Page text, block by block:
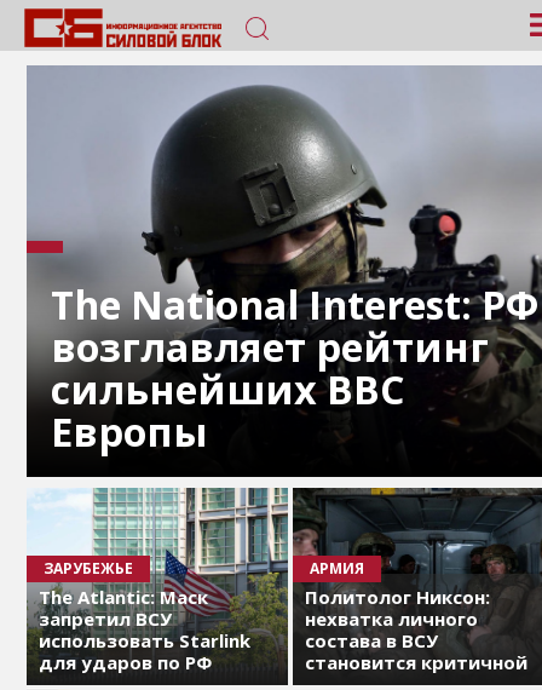
The National Interest: РФ
возглавляет рейтинг
сильнейших ВВС
Европы
ЗАРУБЕЖЬЕ
The Atlantic: Маск
запретил ВСУ
использовать Starlink
для ударов по РФ
АРМИЯ
Политолог Никсон:
нехватка личного
состава в ВСУ
становится критичной